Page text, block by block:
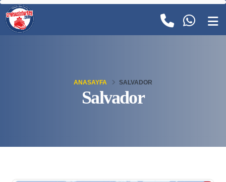
Salvador
ANASAYFA SALVADOR